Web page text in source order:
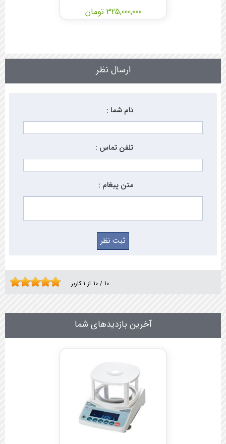
325,000,000 تومان
ارسال نظر
نام شما :
تلفن تماس :
متن پیغام :
10 / 10 از 1کاربر
آخرین بازدیدهای شما